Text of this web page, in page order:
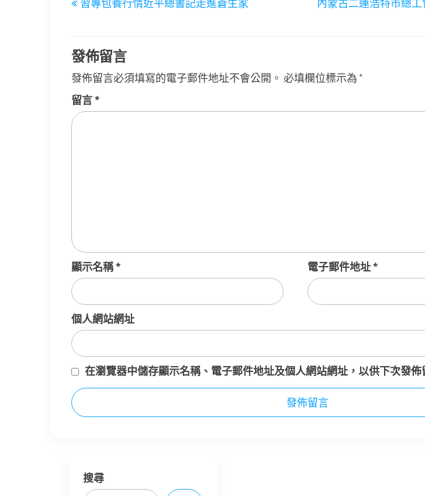
章
覽
Post習專包養行情近平總書記走進蒼生家
內蒙古二連浩特市總工
發佈留言
發佈留言必須填寫的電子郵件地址不會公開。 必填欄位標示為 *
留言*
顯示名稱* 電子郵件地址*
個人網站網址
在瀏覽器中儲存顯示名稱、電子郵件地址及個人網站網址，以供下次發佈
搜尋